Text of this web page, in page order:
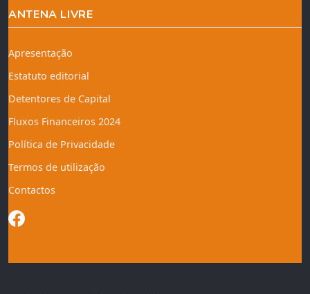
ANTENA LIVRE
Apresentação
Estatuto editorial
Detentores de Capital
Fluxos Financeiros 2024
Política de Privacidade
Termos de utilização
Contactos